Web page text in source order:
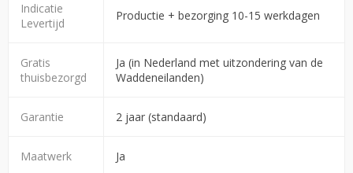
Indicatie
Levertijd
Productie + bezorging 10-15 werkdagen
Gratis
thuisbezorgd
Ja (in Nederland met uitzondering van de
Waddeneilanden)
Garantie 2 jaar (standaard)
Maatwerk Ja